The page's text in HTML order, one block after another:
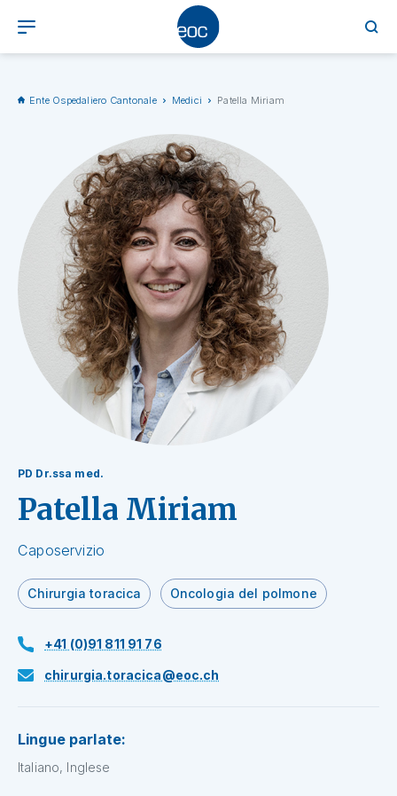
Ente Ospedaliero Cantonale Medici Patella Miriam
PD Dr.ssa med.
Patella Miriam
Caposervizio
Chirurgia toracica Oncologia del polmone
+41 (0)91 811 91 76
chirurgia.toracica@eoc.ch
Lingue parlate:
Italiano, Inglese